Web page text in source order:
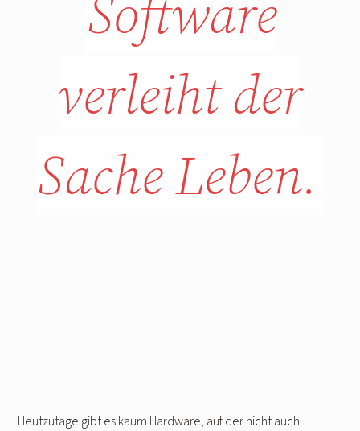
verleiht der
Sache Leben.
Heutzutage gibt es kaum Hardware, auf der nicht auch